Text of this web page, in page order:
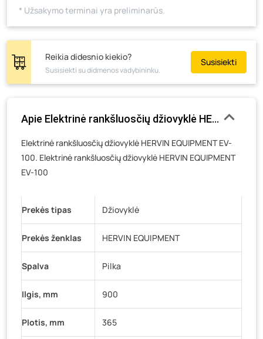
Kauno g. 160, Marijampolė- 8 vienetai
Skuodo g. 41, Mažeikiai- 5 vienetai
Žemaičių g. 2, Raseiniai- 0 vienetų
Pramonės g. 6E, Šilutė- 0 vienetų
Luokės g. 82, Telšiai - 1 vienetas
Veteranų g. 11, Visaginas - 0 vienetų
Baravykų g. 1, Druskininkai- 0 vienetų
Vilniaus g. 89D, Ukmergė
K. Donelaičio g. 17, Rokiškis
Šaltupės g. 64, Zarasai- 0 vienetų
* Užsakymo terminai yra preliminarūs.
Reikia didesnio kiekio?
Susisiekti su didmenos vadybininku.
Susisiekti
Apie Elektrinė rankšluosčių džiovyklė HERVIN
Elektrinė rankšluosčių džiovyklė HERVIN EQUIPMENT EV-
100. Elektrinė rankšluosčių džiovyklė HERVIN EQUIPMENT
EV-100
Prekės tipas Džiovyklė
Prekės ženklas HERVIN EQUIPMENT
Spalva Pilka
Ilgis, mm 900
Plotis, mm 365